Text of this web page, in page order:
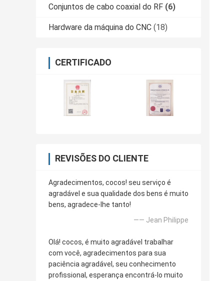
Conjuntos de cabo coaxial do RF (6)
Hardware da máquina do CNC (18)
CERTIFICADO
REVISÕES DO CLIENTE
Agradecimentos, cocos! seu serviço é
agradável e sua qualidade dos bens é muito
bens, agradece-lhe tanto!
—— Jean Philippe
Olá! cocos, é muito agradável trabalhar
com você, agradecimentos para sua
paciência agradável, seu conhecimento
profissional, esperança encontrá-lo muito